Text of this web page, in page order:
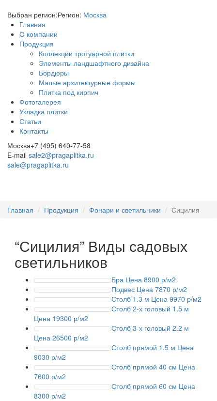
Выбран регион:Регион: Москва
Главная
О компании
Продукция
Коллекции тротуарной плитки
Элементы ландшафтного дизайна
Бордюры
Малые архитектурные формы
Плитка под кирпич
Фотогалерея
Укладка плитки
Статьи
Контакты
Москва+7 (495) 640-77-58
E-mail sale2@pragaplitka.ru
sale@pragaplitka.ru
Главная Продукция Фонари и светильники Сицилия
“Сицилия” Виды садовых
светильников
Бра Цена 8900 р/м2
Подвес Цена 7870 р/м2
Столб 1.3 м Цена 9970 р/м2
Столб 2-х головый 1.5 м
Цена 19300 р/м2
Столб 3-х головый 2.2 м
Цена 26500 р/м2
Столб прямой 1.5 м Цена
9030 р/м2
Столб прямой 40 см Цена
7600 р/м2
Столб прямой 60 см Цена
8300 р/м2